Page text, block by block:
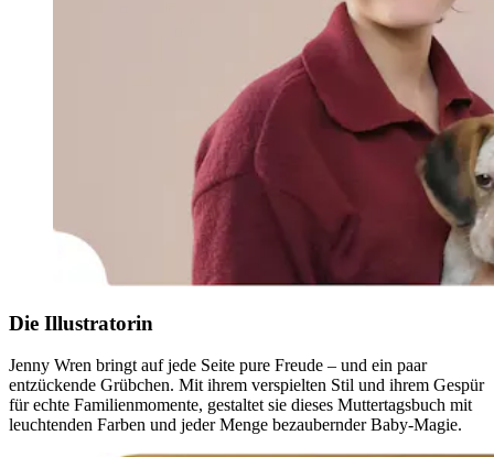
Die Illustratorin
Jenny Wren bringt auf jede Seite pure Freude – und ein paar
entzückende Grübchen. Mit ihrem verspielten Stil und ihrem Gespür
für echte Familienmomente, gestaltet sie dieses Muttertagsbuch mit
leuchtenden Farben und jeder Menge bezaubernder Baby-Magie.